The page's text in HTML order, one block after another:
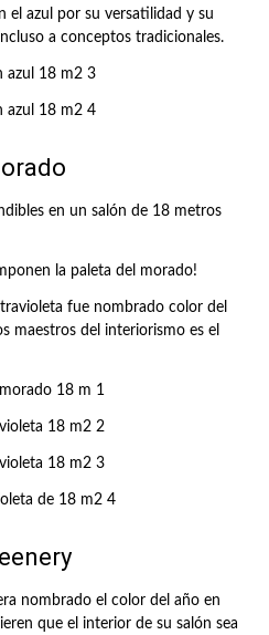
el azul por su versatilidad y su
a conceptos tradicionales.
en un salón de 18 metros
la paleta del morado!
fue nombrado color del
maestros del interiorismo es el
nombrado el color del año en
que el interior de su salón sea